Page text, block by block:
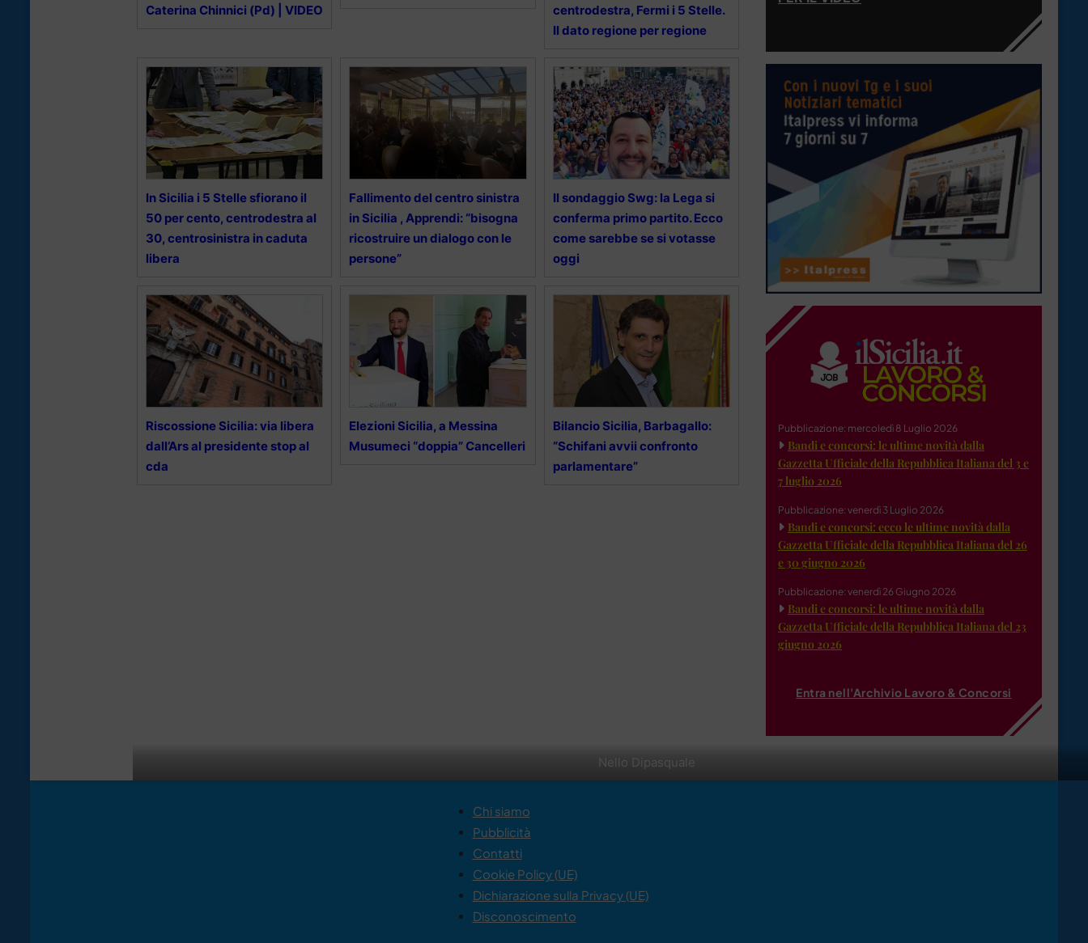
Nello Dipasquale
Caterina Chinnici (Pd) | VIDEO
centrodestra, Fermi i 5 Stelle.
Il dato regione per regione
In Sicilia i 5 Stelle sfiorano il
50 per cento, centrodestra al
30, centrosinistra in caduta
libera
Fallimento del centro sinistra
in Sicilia , Apprendi: “bisogna
ricostruire un dialogo con le
persone”
Il sondaggio Swg: la Lega si
conferma primo partito. Ecco
come sarebbe se si votasse
oggi
Riscossione Sicilia: via libera
dall’Ars al presidente stop al
cda
Elezioni Sicilia, a Messina
Musumeci “doppia” Cancelleri
Bilancio Sicilia, Barbagallo:
“Schifani avvii confronto
parlamentare”
Pubblicazione: mercoledì 8 Luglio 2026
Bandi e concorsi: le ultime novità dalla
Gazzetta Ufficiale della Repubblica Italiana del 3 e
7 luglio 2026
Pubblicazione: venerdì 3 Luglio 2026
Bandi e concorsi: ecco le ultime novità dalla
Gazzetta Ufficiale della Repubblica Italiana del 26
e 30 giugno 2026
Pubblicazione: venerdì 26 Giugno 2026
Bandi e concorsi: le ultime novità dalla
Gazzetta Ufficiale della Repubblica Italiana del 23
giugno 2026
Entra nell'Archivio Lavoro & Concorsi
Chi siamo
Pubblicità
Contatti
Cookie Policy (UE)
Dichiarazione sulla Privacy (UE)
Disconoscimento